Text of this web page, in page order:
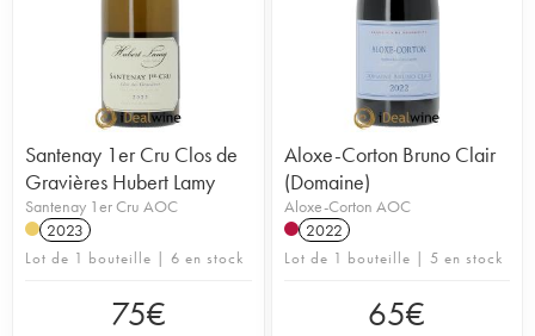
Santenay 1er Cru Clos de
Gravières Hubert Lamy
Santenay 1er Cru AOC
2023
Lot de 1 bouteille | 6 en stock
75€
Aloxe-Corton Bruno Clair
(Domaine)
Aloxe-Corton AOC
2022
Lot de 1 bouteille | 5 en stock
65€